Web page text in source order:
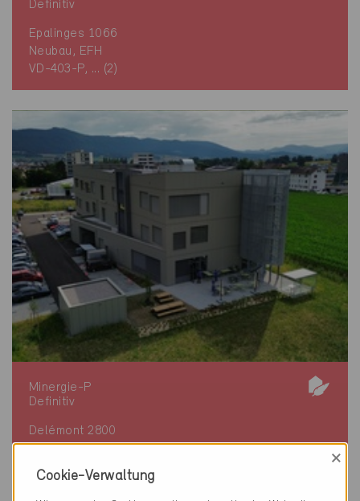
Definitiv
Epalinges 1066
Neubau, EFH
VD-403-P, ... (2)
Minergie-P
Definitiv
Delémont 2800
Neubau, Industrie / Verwaltung
JU-184-P
Cookie-Verwaltung
×